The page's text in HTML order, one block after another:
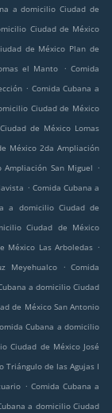
a domicilio Ciudad de
Ciudad de México
de México Plan de
el Manto . Comida
. Comida Cubana a
Ciudad de México
de México Lomas
México 2da Ampliación
San Miguel .
. Comida Cubana a
a domicilio Ciudad de
Ciudad de México
México Las Arboledas .
Meyehualco
. Comida
a domicilio Ciudad
de México San Antonio
Cubana a domicilio
Ciudad de México José
Triángulo de las Agujas I
. Comida Cubana a
a domicilio Ciudad